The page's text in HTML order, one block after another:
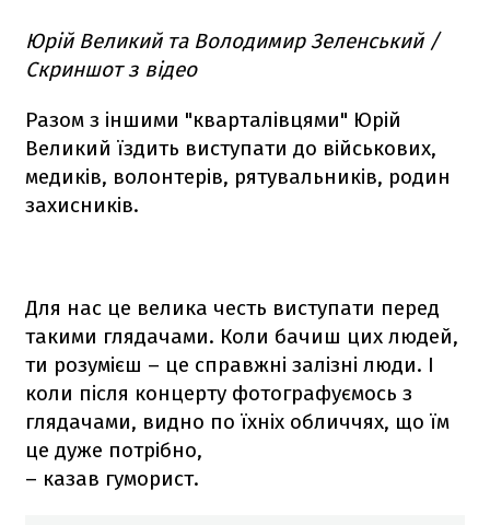
Юрій Великий та Володимир Зеленський /
Скриншот з відео
Разом з іншими "кварталівцями" Юрій
Великий їздить виступати до військових,
медиків, волонтерів, рятувальників, родин
захисників.
Для нас це велика честь виступати перед
такими глядачами. Коли бачиш цих людей,
ти розумієш – це справжні залізні люди. І
коли після концерту фотографуємось з
глядачами, видно по їхніх обличчях, що їм
це дуже потрібно,
– казав гуморист.